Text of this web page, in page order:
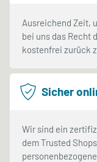
Ausreichend Zeit,
bei uns das Recht
kostenfrei zurück
Sicher
Wir sind ein
dem Trusted